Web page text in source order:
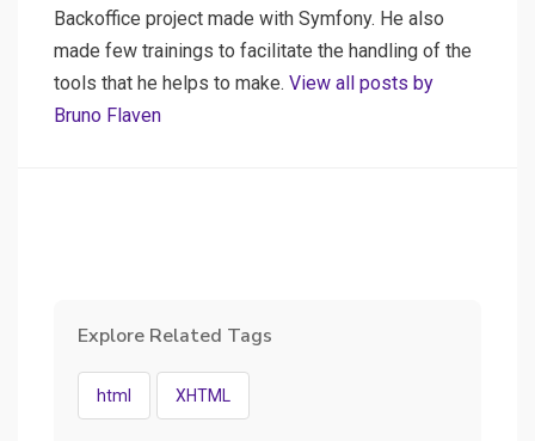
Backoffice project made with Symfony. He also
made few trainings to facilitate the handling of the
tools that he helps to make. View all posts by
Bruno Flaven
Explore Related Tags
html XHTML